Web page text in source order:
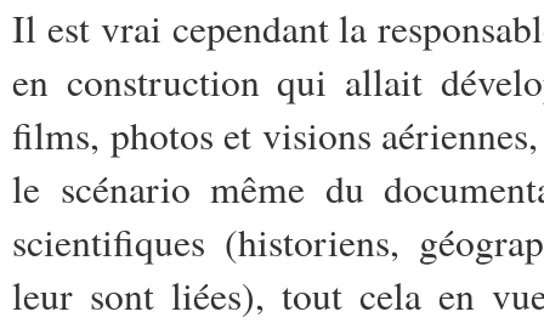
Il est vrai cependant la
en construction qui allait
films, photos et visions
le scénario même du
scientifiques (historiens,
leur sont liées), tout cela en